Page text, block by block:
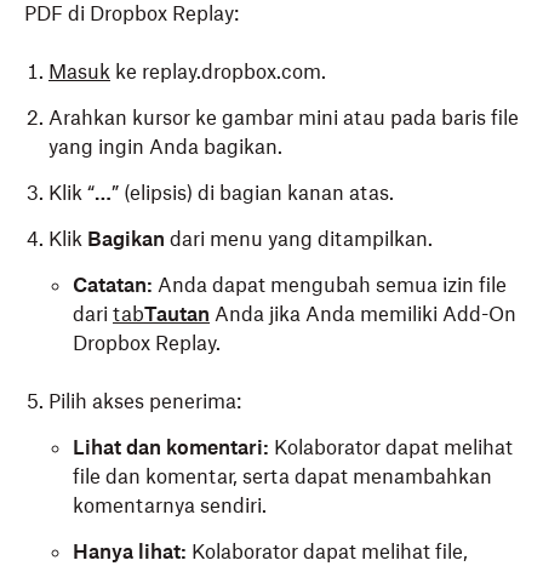
PDF di Dropbox Replay:
Masuk ke replay.dropbox.com.
Arahkan kursor ke gambar mini atau pada baris file
yang ingin Anda bagikan.
Klik “…” (elipsis) di bagian kanan atas.
Klik Bagikan dari menu yang ditampilkan.
Catatan: Anda dapat mengubah semua izin file
dari tabTautan Anda jika Anda memiliki Add-On
Dropbox Replay.
Pilih akses penerima:
Lihat dan komentari: Kolaborator dapat melihat
file dan komentar, serta dapat menambahkan
komentarnya sendiri.
Hanya lihat: Kolaborator dapat melihat file,